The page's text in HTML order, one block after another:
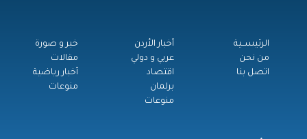
الرئيســية
من نحن
اتصل بنا
أخبار الأردن
عربي و دولي
اقتصاد
برلمان
منوعات
خبر و صورة
مقالات
أخبار رياضية
منوعات